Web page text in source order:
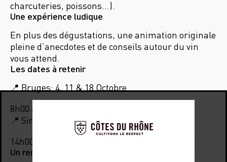
charcuteries, poissons…).
Une expérience ludique
En plus des dégustations, une animation originale
pleine d’anecdotes et de conseils autour du vin
vous attend.
Les dates à retenir
📍 Bruges: 4, 11 & 18 Octobre
8h00 à 13h30, Place t’Zand
📍 Sint-Martens-Latem: 9 & 23 Octobre
14h00 à 18h30, Morteputstraat / Palepelstraat
Un rendez-vous à partager